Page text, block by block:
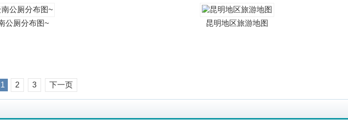
公厕分布图~ 昆明地区旅游地图
1 2 3 下一页